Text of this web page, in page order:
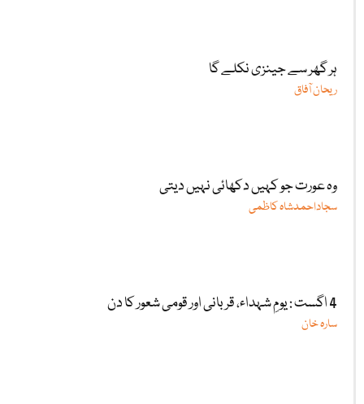
ہر گھر سے جینزی نکلے گا
ریحان آفاق
وہ عورت جو کہیں دکھائی نہیں دیتی
سجاداحمدشاہ کاظمی
4 اگست : یومِ شہداء، قربانی اور قومی شعور کا دن
سارہ خان